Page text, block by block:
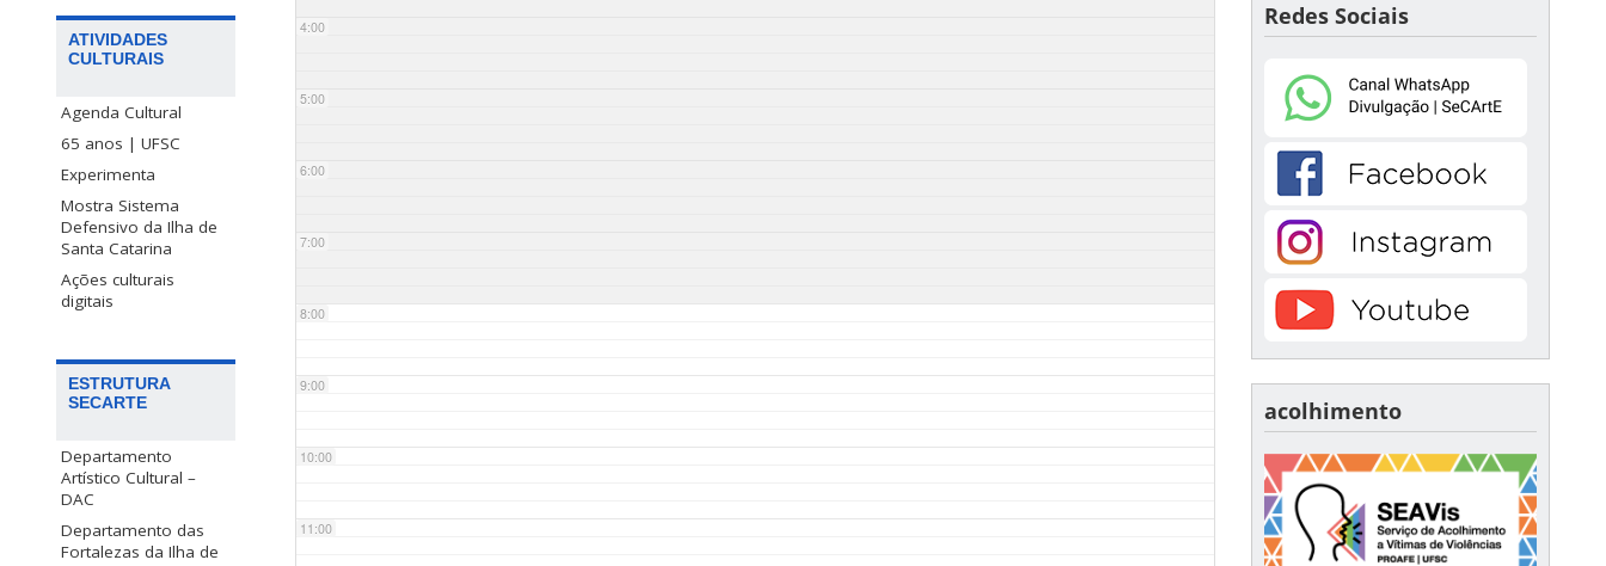
ATIVIDADES
CULTURAIS
Agenda Cultural
65 anos | UFSC
Experimenta
Mostra Sistema
Defensivo da Ilha de
Santa Catarina
Ações culturais
digitais
ESTRUTURA
SECARTE
Departamento
Artístico Cultural –
DAC
Departamento das
Fortalezas da Ilha de
4:00
5:00
6:00
7:00
8:00
9:00
10:00
11:00
Redes Sociais
acolhimento